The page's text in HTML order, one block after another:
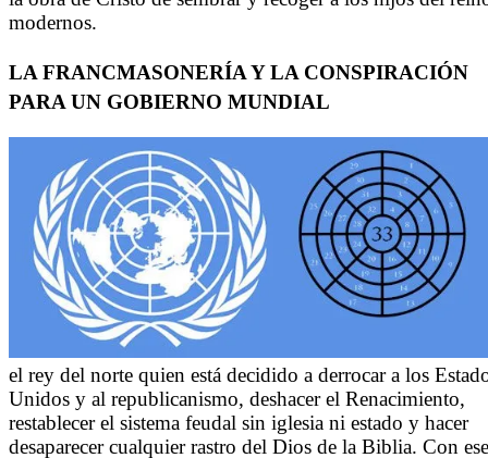
modernos.
LA FRANCMASONERÍA Y LA CONSPIRACIÓN
PARA UN GOBIERNO MUNDIAL
el rey del norte quien está decidido a derrocar a los
Unidos y al republicanismo, deshacer el Renacimiento,
restablecer el sistema feudal sin iglesia ni estado y hacer
desaparecer cualquier rastro del Dios de la Biblia. Con ese